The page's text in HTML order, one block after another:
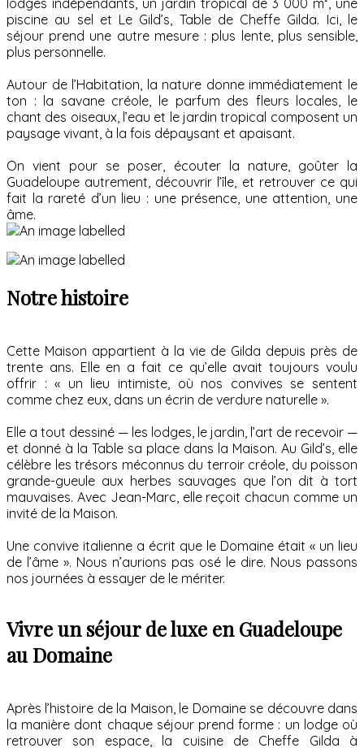
lodges indépendants, un jardin tropical de 3 000 m², une
piscine au sel et Le Gild’s, Table de Cheffe Gilda. Ici, le
séjour prend une autre mesure : plus lente, plus sensible,
plus personnelle.
Autour de l’Habitation, la nature donne immédiatement le
ton : la savane créole, le parfum des fleurs locales, le
chant des oiseaux, l’eau et le jardin tropical composent un
paysage vivant, à la fois dépaysant et apaisant.
On vient pour se poser, écouter la nature, goûter la
Guadeloupe autrement, découvrir l’île, et retrouver ce qui
fait la rareté d’un lieu : une présence, une attention, une
âme.
Notre histoire
Cette Maison appartient à la vie de Gilda depuis près de
trente ans. Elle en a fait ce qu’elle avait toujours voulu
offrir : « un lieu intimiste, où nos convives se sentent
comme chez eux, dans un écrin de verdure naturelle ».
Elle a tout dessiné — les lodges, le jardin, l’art de recevoir —
et donné à la Table sa place dans la Maison. Au Gild’s, elle
célèbre les trésors méconnus du terroir créole, du poisson
grande-gueule aux herbes sauvages que l’on dit à tort
mauvaises. Avec Jean-Marc, elle reçoit chacun comme un
invité de la Maison.
Une convive italienne a écrit que le Domaine était « un lieu
de l’âme ». Nous n’aurions pas osé le dire. Nous passons
nos journées à essayer de le mériter.
Vivre un séjour de luxe en Guadeloupe
au Domaine
Après l’histoire de la Maison, le Domaine se découvre dans
la manière dont chaque séjour prend forme : un lodge où
retrouver son espace, la cuisine de Cheffe Gilda à